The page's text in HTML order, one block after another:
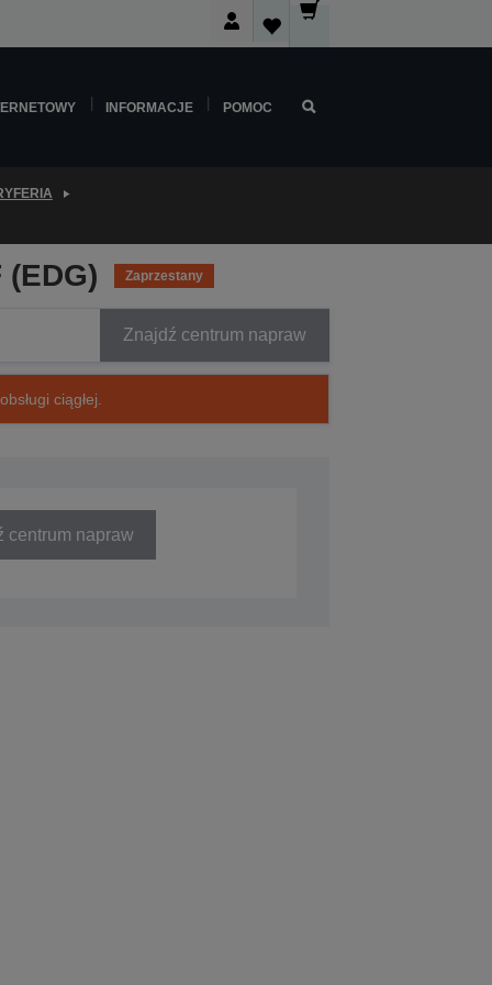
INFORMACJE POMOC
Zaprzestany
Znajdź centrum napraw
ciągłej.
centrum napraw